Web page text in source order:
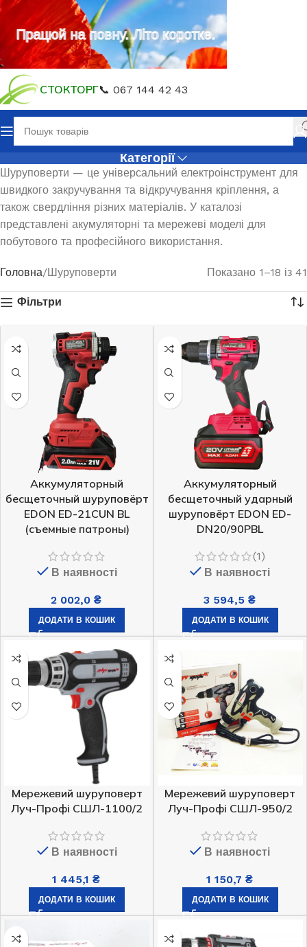
СТОКТОРГ📞 067 144 42 43
Категорії
Шуруповерти — це універсальний електроінструмент для
швидкого закручування та відкручування кріплення, а
також свердління різних матеріалів. У каталозі
представлені акумуляторні та мережеві моделі для
побутового та професійного використання.
Головна Шуруповерти Показано 1–18 із 41
Фільтри
Аккумуляторный
бесщеточный шуруповёрт
EDON ED-21CUN BL
(съемные патроны)
В наявності
2 002,0₴
ДОДАТИ В КОШИК
Аккумуляторный
бесщеточный ударный
шуруповёрт EDON ED-
DN20/90PBL
(1)
В наявності
3 594,5 ₴
ДОДАТИ В КОШИК
Мережевий шуруповерт
Луч-Профі СШЛ-1100/2
В наявності
1 445,1₴
ДОДАТИ В КОШИК
Мережевий шуруповерт
Луч-Профі СШЛ-950/2
В наявності
1 150,7 ₴
ДОДАТИ В КОШИК
Працюй на повну. Літо коротке.